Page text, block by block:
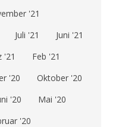
'21
Juli '21
Juni '21
'21
Feb '21
'20
Oktober '20
'20
Mai '20
'20